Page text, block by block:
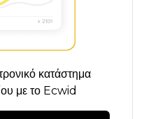
κατάστημα
με το Ecwid